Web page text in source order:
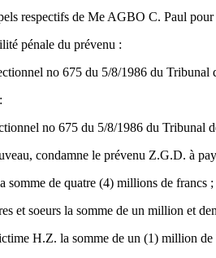
respectifs de Me AGBO C. Paul
pénale du prévenu :
no 675 du 5/8/1986 du Tribunal
no 675 du 5/8/1986 du Tribunal
condamne le prévenu Z.G.D. à
somme de quatre (4) millions de francs ;
et soeurs la somme de un million et
H.Z. la somme de un (1) million de